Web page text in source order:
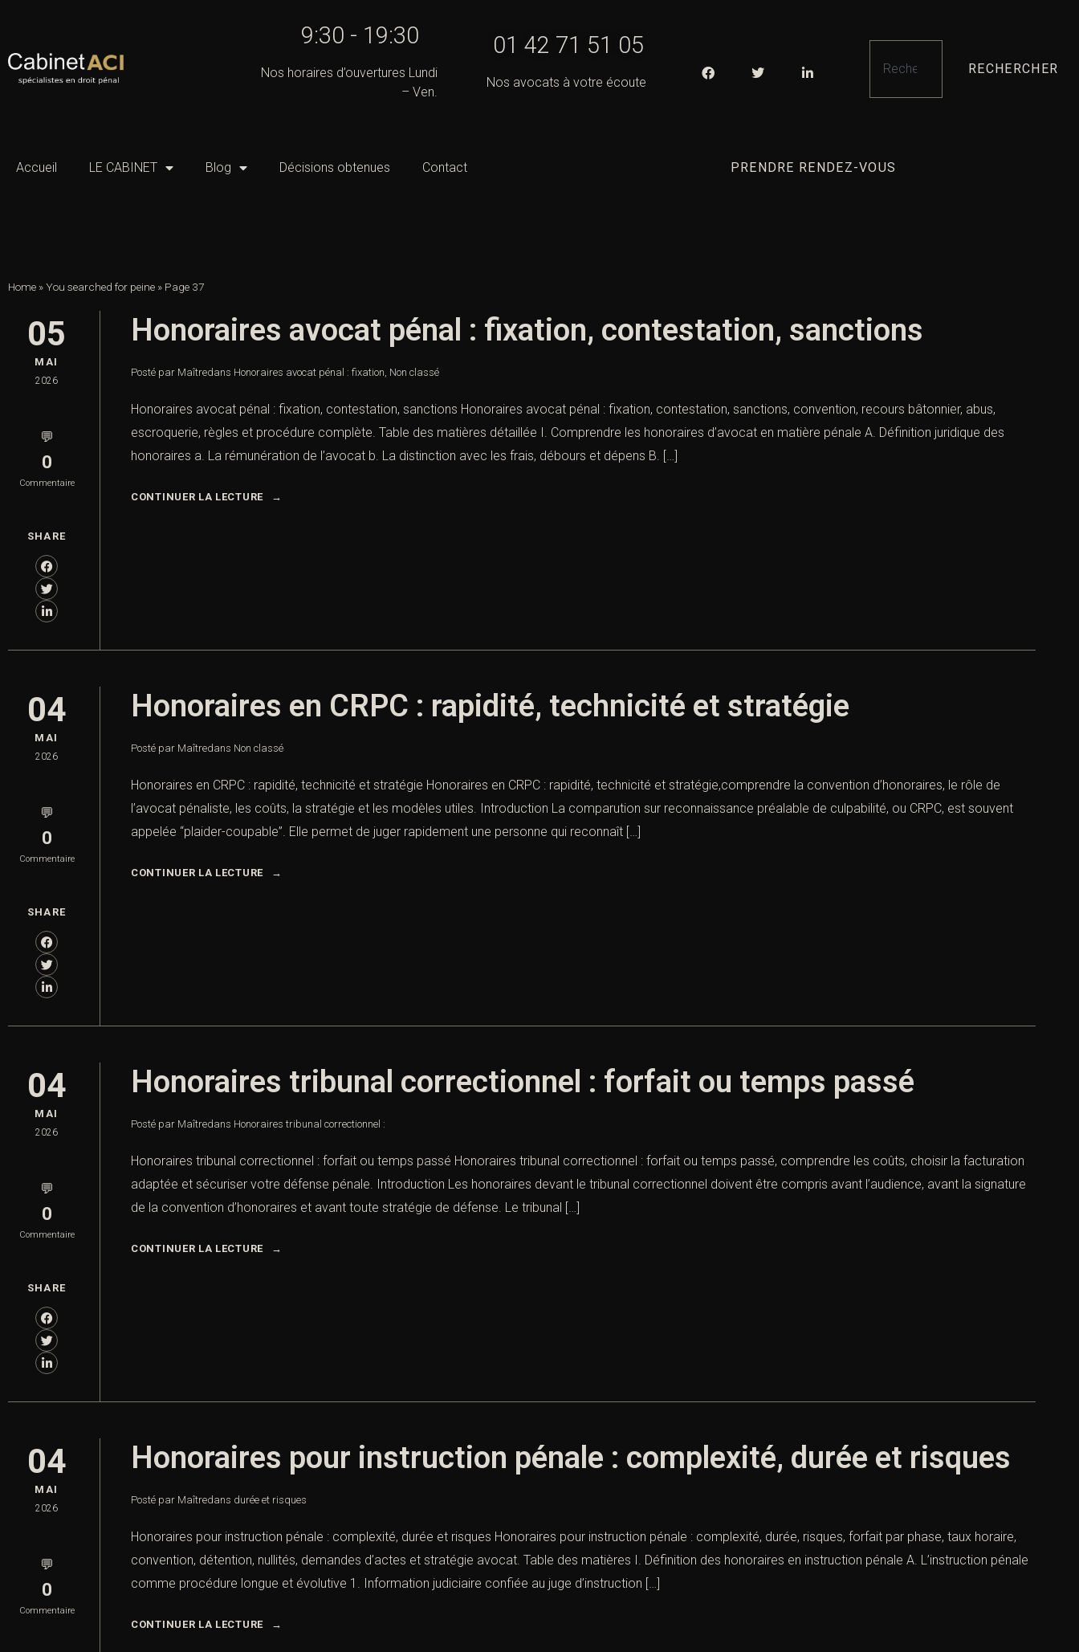
9:30 - 19:30
Nos horaires d’ouvertures Lundi
– Ven.
01 42 71 51 05
Nos avocats à votre écoute
RECHERCHER
Accueil LE CABINET Blog Décisions obtenues Contact PRENDRE RENDEZ-VOUS
Home »You searched for peine » Page 37
05
MAI
2026
💬
0
Commentaire
SHARE
Honoraires avocat pénal : fixation, contestation, sanctions
Posté par Maîtredans Honoraires avocat pénal : fixation, Non classé
Honoraires avocat pénal : fixation, contestation, sanctions Honoraires avocat pénal : fixation, contestation, sanctions, convention, recours bâtonnier, abus,
escroquerie, règles et procédure complète. Table des matières détaillée I. Comprendre les honoraires d’avocat en matière pénale A. Définition juridique des
honoraires a. La rémunération de l’avocat b. La distinction avec les frais, débours et dépens B. […]
CONTINUER LA LECTURE
04
MAI
2026
💬
0
Commentaire
SHARE
Honoraires en CRPC : rapidité, technicité et stratégie
Posté par Maîtredans Non classé
Honoraires en CRPC : rapidité, technicité et stratégie Honoraires en CRPC : rapidité, technicité et stratégie,comprendre la convention d’honoraires, le rôle de
l’avocat pénaliste, les coûts, la stratégie et les modèles utiles. Introduction La comparution sur reconnaissance préalable de culpabilité, ou CRPC, est souvent
appelée “plaider-coupable”. Elle permet de juger rapidement une personne qui reconnaît […]
CONTINUER LA LECTURE
04
MAI
2026
💬
0
Commentaire
SHARE
Honoraires tribunal correctionnel : forfait ou temps passé
Posté par Maîtredans Honoraires tribunal correctionnel :
Honoraires tribunal correctionnel : forfait ou temps passé Honoraires tribunal correctionnel : forfait ou temps passé, comprendre les coûts, choisir la facturation
adaptée et sécuriser votre défense pénale. Introduction Les honoraires devant le tribunal correctionnel doivent être compris avant l’audience, avant la signature
de la convention d’honoraires et avant toute stratégie de défense. Le tribunal […]
CONTINUER LA LECTURE
04
MAI
2026
💬
0
Commentaire
Honoraires pour instruction pénale : complexité, durée et risques
Posté par Maîtredans durée et risques
Honoraires pour instruction pénale : complexité, durée et risques Honoraires pour instruction pénale : complexité, durée, risques, forfait par phase, taux horaire,
convention, détention, nullités, demandes d’actes et stratégie avocat. Table des matières I. Définition des honoraires en instruction pénale A. L’instruction pénale
comme procédure longue et évolutive 1. Information judiciaire confiée au juge d’instruction […]
CONTINUER LA LECTURE